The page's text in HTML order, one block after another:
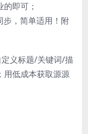
即可；
步，简单适用！附
义标题/关键词/描
用低成本获取源源